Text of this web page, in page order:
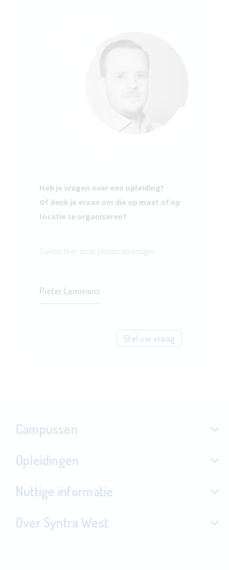
Heb je vragen over een opleiding?
Of denk je eraan om die op maat of op
locatie te organiseren?
Contacteer onze productmanager
Pieter Lemmens
Stel uw vraag
Campussen
Opleidingen
Nuttige informatie
Over Syntra West